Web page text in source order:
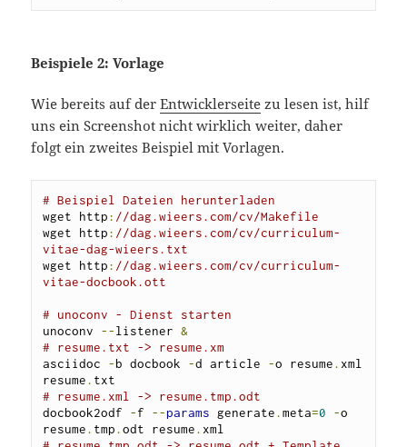
Beispiele 2: Vorlage
Wie bereits auf derEntwicklerseite zu lesen ist, hilf
uns ein Screenshot nicht wirklich weiter, daher
folgt ein zweites Beispiel mit Vorlagen.
# Beispiel Dateien herunterladen
wget http: //dag.wieers.com/cv/Makefile
wget http: //dag.wieers.com/cv/curriculum-
vitae-dag-wieers.txt
wget http: //dag.wieers.com/cv/curriculum-
vitae-docbook.ott
# unoconv - Dienst starten
unoconv --listener &
# resume.txt -> resume.xm
asciidoc -b docbook -d article -o resume . xml
resume .
# resume.xml -> resume.tmp.odt
docbook2odf -f --params generate .meta=0 -o
resume . tmp .odt resume .